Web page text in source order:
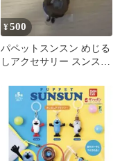
¥500
パペットスンスン めじる
しアクセサリー スンスン